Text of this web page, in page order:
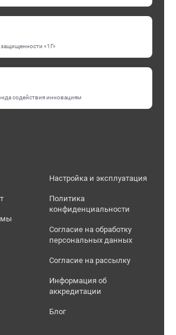
«1Г»
содействия инновациям
Настройка и эксплуатация
Политика
конфиденциальности
Согласие на обработку
персональных данных
Согласие на рассылку
Информация об
аккредитации
Блог